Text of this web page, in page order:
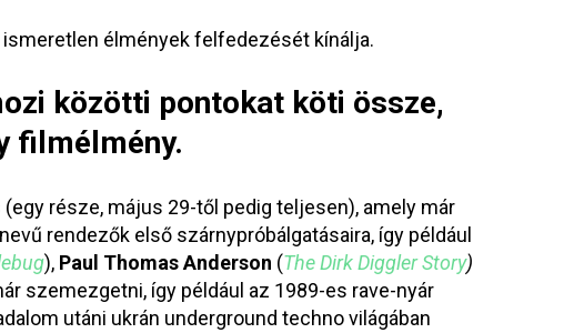
élmények felfedezését kínálja.
közötti pontokat köti össze,
filmélmény.
része, május 29-től pedig teljesen), amely már
rendezők első szárnypróbálgatásaira, így például
), Paul Thomas Anderson (The Dirk Diggler Story)
szemezgetni, így például az 1989-es rave-nyár
utáni ukrán underground techno világában